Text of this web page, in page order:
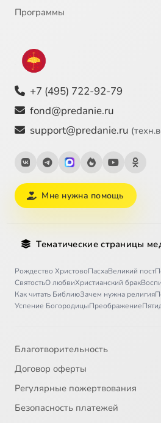
Программы
+7 (495) 722-92-79
fond@predanie.ru
support@predanie.ru
Мне нужна помощь
Тематические страницы
Рождество ХристовоПасхаВеликий пост
СвятостьО любвиХристианский брак
Как читать БиблиюЗачем нужна религия
Успение БогородицыПреображение
Благотворительность
Договор оферты
Регулярные пожертвования
Безопасность платежей